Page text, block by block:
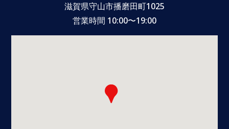
滋賀県守山市播磨田町1025
営業時間 10:00〜19:00